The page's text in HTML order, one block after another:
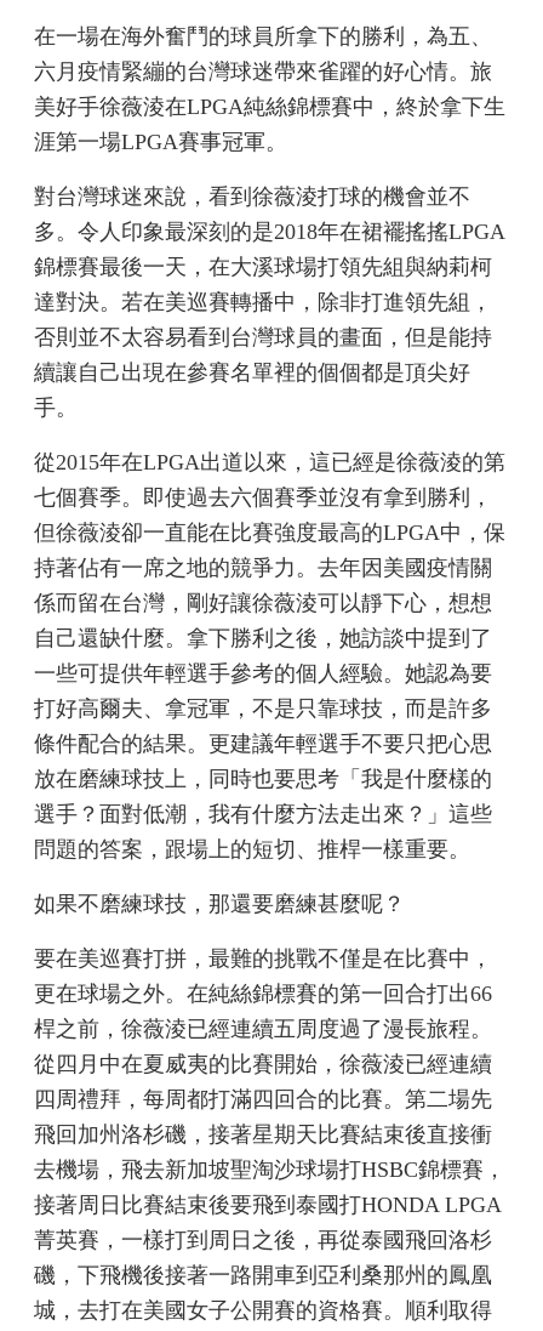
在一場在海外奮鬥的球員所拿下的勝利，為五、
六月疫情緊繃的台灣球迷帶來雀躍的好心情。旅
美好手徐薇淩在LPGA純絲錦標賽中，終於拿下生
涯第一場LPGA賽事冠軍。
對台灣球迷來說，看到徐薇淩打球的機會並不
多。令人印象最深刻的是2018年在裙襬搖搖LPGA
錦標賽最後一天，在大溪球場打領先組與納莉柯
達對決。若在美巡賽轉播中，除非打進領先組，
否則並不太容易看到台灣球員的畫面，但是能持
續讓自己出現在參賽名單裡的個個都是頂尖好
手。
從2015年在LPGA出道以來，這已經是徐薇淩的第
七個賽季。即使過去六個賽季並沒有拿到勝利，
但徐薇淩卻一直能在比賽強度最高的LPGA中，保
持著佔有一席之地的競爭力。去年因美國疫情關
係而留在台灣，剛好讓徐薇淩可以靜下心，想想
自己還缺什麼。拿下勝利之後，她訪談中提到了
一些可提供年輕選手參考的個人經驗。她認為要
打好高爾夫、拿冠軍，不是只靠球技，而是許多
條件配合的結果。更建議年輕選手不要只把心思
放在磨練球技上，同時也要思考「我是什麼樣的
選手？面對低潮，我有什麼方法走出來？」這些
問題的答案，跟場上的短切、推桿一樣重要。
如果不磨練球技，那還要磨練甚麼呢？
要在美巡賽打拼，最難的挑戰不僅是在比賽中，
更在球場之外。在純絲錦標賽的第一回合打出66
桿之前，徐薇淩已經連續五周度過了漫長旅程。
從四月中在夏威夷的比賽開始，徐薇淩已經連續
四周禮拜，每周都打滿四回合的比賽。第二場先
飛回加州洛杉磯，接著星期天比賽結束後直接衝
去機場，飛去新加坡聖淘沙球場打HSBC錦標賽，
接著周日比賽結束後要飛到泰國打HONDA LPGA
菁英賽，一樣打到周日之後，再從泰國飛回洛杉
磯，下飛機後接著一路開車到亞利桑那州的鳳凰
城，去打在美國女子公開賽的資格賽。順利取得